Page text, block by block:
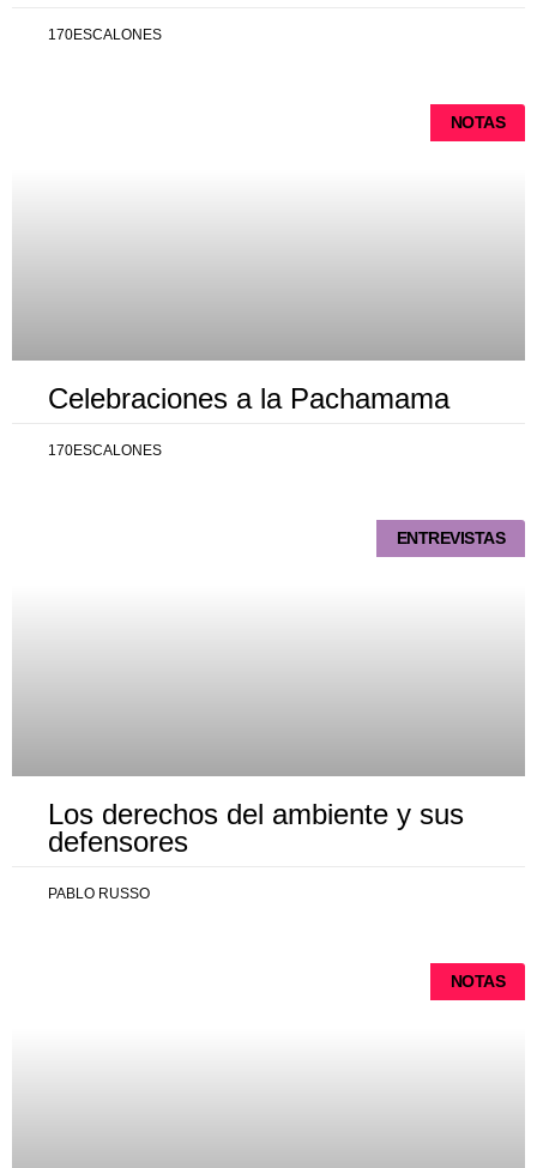
170ESCALONES
NOTAS
Celebraciones a la Pachamama
170ESCALONES
ENTREVISTAS
Los derechos del ambiente y sus
defensores
PABLO RUSSO
NOTAS